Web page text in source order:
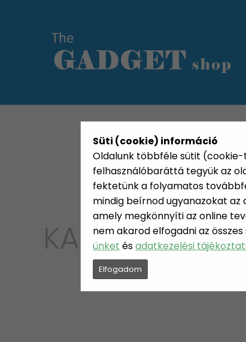
Süti (cookie) információ
Oldalunk többféle sütit
felhasználóbaráttá tegyük az
fektetünk a folyamatos
mindig beírnod ugyanazokat
amely megkönnyíti az online
nem akarod elfogadni az
ünket ésadatkezelési
Elfogadom
KATEGÓRIÁK HETI
KATEGÓRIA